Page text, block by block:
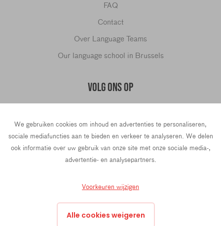
We gebruiken cookies om inhoud en advertenties te personaliseren,
sociale mediafuncties aan te bieden en verkeer te analyseren. We delen
ook informatie over uw gebruik van onze site met onze sociale media-,
advertentie- en analysepartners.
Voorkeuren wijzigen
Alle cookies weigeren
FAQ
Contact
Over Language Teams
Our language school in Brussels
VOLG ONS OP
hello@languageteams.com
Privacy Policy
Terms & conditions
43 Rue La Fayette, 4th Floor, 75009 Paris, France
Prins Hendrikkade 21e, 1012 TL Amsterdam, Nederland